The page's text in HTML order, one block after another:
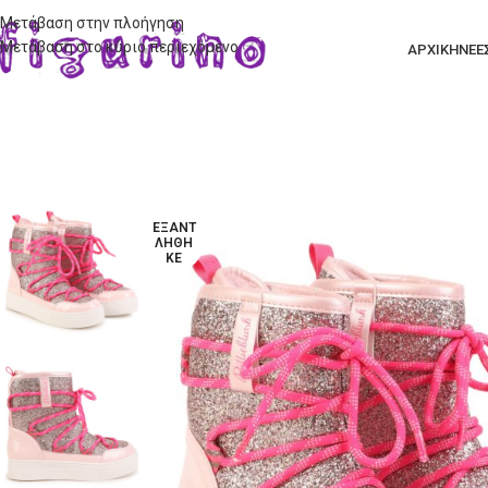
Μετάβαση στην πλοήγηση
Μετάβαση στο κύριο περιεχόμενο
ΑΡΧΙΚΗ
ΕΞΑΝΤ
ΛΉΘΗ
ΚΕ